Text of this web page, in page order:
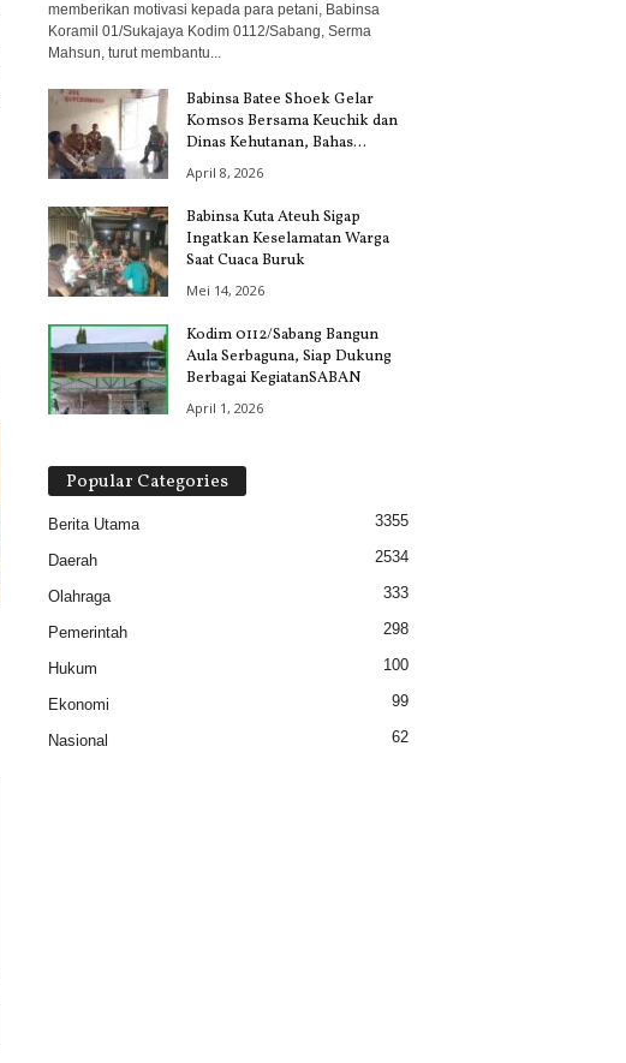
memberikan motivasi kepada para petani, Babinsa
Koramil 01/Sukajaya Kodim 0112/Sabang, Serma
Mahsun, turut membantu...
Babinsa Batee Shoek Gelar
Komsos Bersama Keuchik dan
Dinas Kehutanan, Bahas...
April 8, 2026
Babinsa Kuta Ateuh Sigap
Ingatkan Keselamatan Warga
Saat Cuaca Buruk
Mei 14, 2026
Kodim 0112/Sabang Bangun
Aula Serbaguna, Siap Dukung
Berbagai KegiatanSABAN
April 1, 2026
Popular Categories
Berita Utama 3355
Daerah 2534
Olahraga 333
Pemerintah 298
Hukum 100
Ekonomi 99
Nasional 62